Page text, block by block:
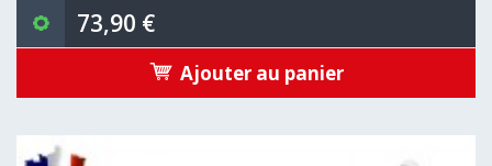
73,90 €
Ajouter au panier